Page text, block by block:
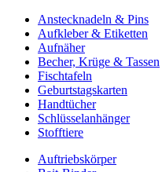
Anstecknadeln & Pins
Aufkleber & Etiketten
Aufnäher
Becher, Krüge & Tassen
Fischtafeln
Geburtstagskarten
Handtücher
Schlüsselanhänger
Stofftiere
Auftriebskörper